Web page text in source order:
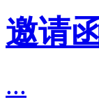
邀请
...